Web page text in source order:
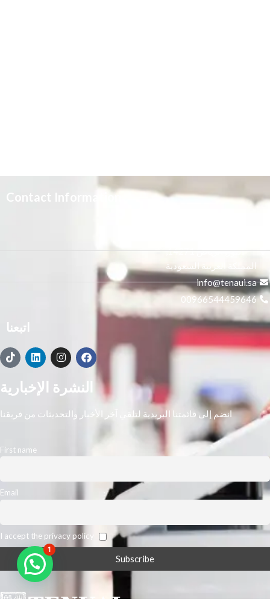
Contact Information
النور, الرياض 14271,
المملكة العربية السعودية
info@tenaui.sa
00966544459646
اتبعنا
النشرة الإخبارية
انضم إلى قائمتنا البريدية لتلقي آخر الأخبار والتحديثات من فريقنا
First name
Email
1